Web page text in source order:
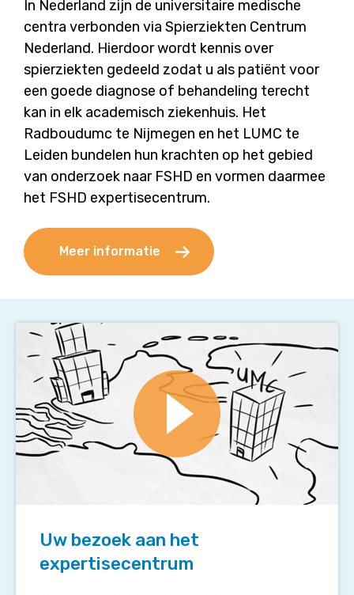
In Nederland zijn de universitaire medische
centra verbonden via Spierziekten Centrum
Nederland. Hierdoor wordt kennis over
spierziekten gedeeld zodat u als patiënt voor
een goede diagnose of behandeling terecht
kan in elk academisch ziekenhuis. Het
Radboudumc te Nijmegen en het LUMC te
Leiden bundelen hun krachten op het gebied
van onderzoek naar FSHD en vormen daarmee
het FSHD expertisecentrum.
Meer informatie
Video
afspelen
Uw bezoek aan het
expertisecentrum